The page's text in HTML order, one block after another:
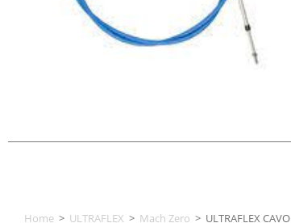
Home > ULTRAFLEX > Mach Zero > ULTRAFLEX